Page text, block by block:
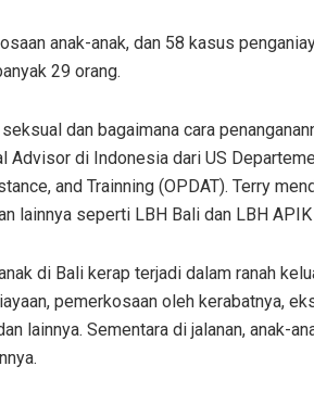
anak-anak, dan 58 kasus
29 orang.
dan bagaimana cara
Advisor di Indonesia dari US
and Trainning (OPDAT). Terry
lainnya seperti LBH Bali dan LBH APIK
di Bali kerap terjadi dalam ranah
pemerkosaan oleh kerabatnya,
lainnya. Sementara di jalanan, anak-